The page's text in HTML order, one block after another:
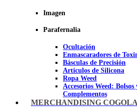
Ceniceros para
Pipas BHO
Dabbers
Imagen
Imagen
Parafernalia
Ocultación
Enmascaradores de
Básculas de Precisión
Articulos de Silicona
Ropa Weed
Accesorios Weed: Bolsos
Complementos
Cannabuds
MERCHANDISING